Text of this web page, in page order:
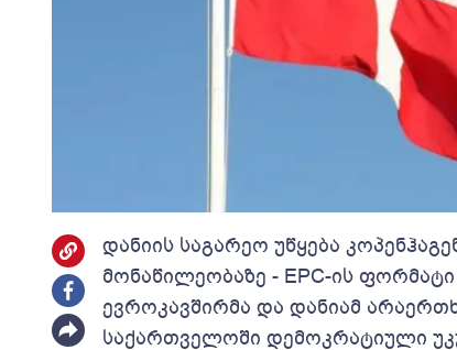
დანიის საგარეო უწყება
მონაწილეობაზე - EPC-ის
ევროკავშირმა და დანიამ
საქართველოში დემოკრატიული